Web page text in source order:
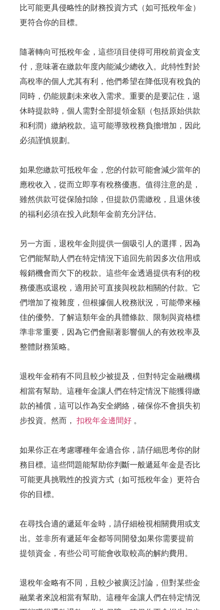
比可能更具侵略性的財務投資方式（如可抵稅年金）
更符合你的目標。
隨著轉向可抵稅年金，這些項目使得可用稅前資金支
付，意味著在繳款年度內能減少總收入。此特性對於
高稅率的個人尤其有利，他們希望在降低現有稅負的
同時，仍能規劃未來收入需求。重要的是要記住，退
休時提款時，個人需對全部提領金額（包括原始供款
和利潤）繳納稅款。這可能導致稅務負擔增加，因此
必須謹慎規劃。
如果您繳款可抵稅年金，您的付款可能會減少當年的
應稅收入，從而立即享有稅務優惠。值得注意的是，
雖然供款可從保險扣除，但提款仍需繳稅，且退休後
的福利必須在投入此類年金前充分評估。
另一方面，退稅年金則提供一個吸引人的選擇，因為
它們能幫助人們在特定情況下追回先前因多次信用或
報銷機會而欠下的稅款。這些年金透過提供有利的稅
務優惠或退稅，適用於可直接與稅款相關的付款。它
們增加了複雜度，但根據個人稅務狀況，可能帶來極
佳的優勢。了解這類年金的具體條款、限制與資格標
準非常重要，因為它們會顯著影響個人的有效稅率及
整體財務策略。
退稅年金稍有不同且較少被提及，但對特定金融機構
相當有幫助。這種年金讓人們在特定情況下能獲得繳
款的補償，這可以作為安全網絡，確保你不會損失初
步投資。然而， 扣稅年金邊間好 。
如果你正在考慮哪種年金適合你，請仔細思考你的財
務目標。這些問題能幫助你判斷一般遞延年金是否比
可能更具挑戰性的投資方式（如可抵稅年金）更符合
你的目標。
在尋找合適的遞延年金時，請仔細檢視相關費用或支
出。並非所有遞延年金都等同開發;如果你需要提前
提領資金，有些公司可能會收取較高的解約費用。
退稅年金略有不同，且較少被廣泛討論，但對某些金
融業者來說相當有幫助。這種年金讓人們在特定情況